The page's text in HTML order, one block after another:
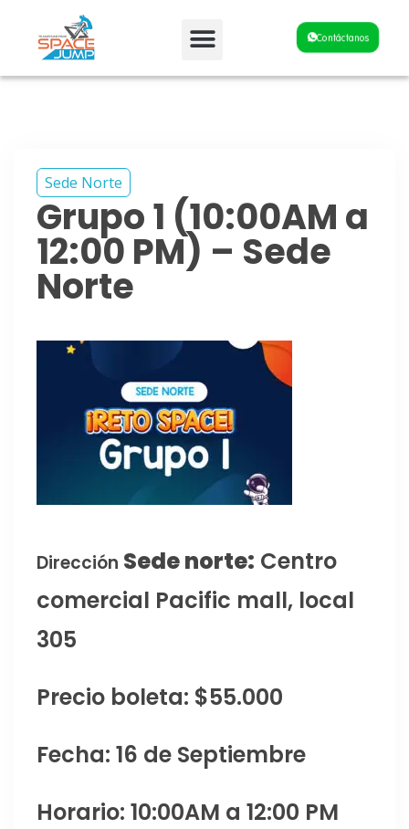
Contáctanos
Sede Norte
Grupo 1 (10:00AM a
12:00 PM) – Sede
Norte
Dirección Sede norte: Centro
comercial Pacific mall, local
305
Precio boleta: $55.000
Fecha: 16 de Septiembre
Horario: 10:00AM a 12:00 PM